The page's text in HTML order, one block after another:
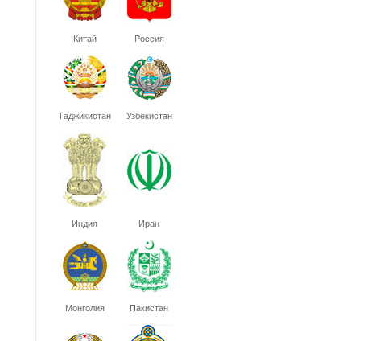
Китай Россия
Таджикистан Узбекистан
Индия Иран
Монголия Пакистан